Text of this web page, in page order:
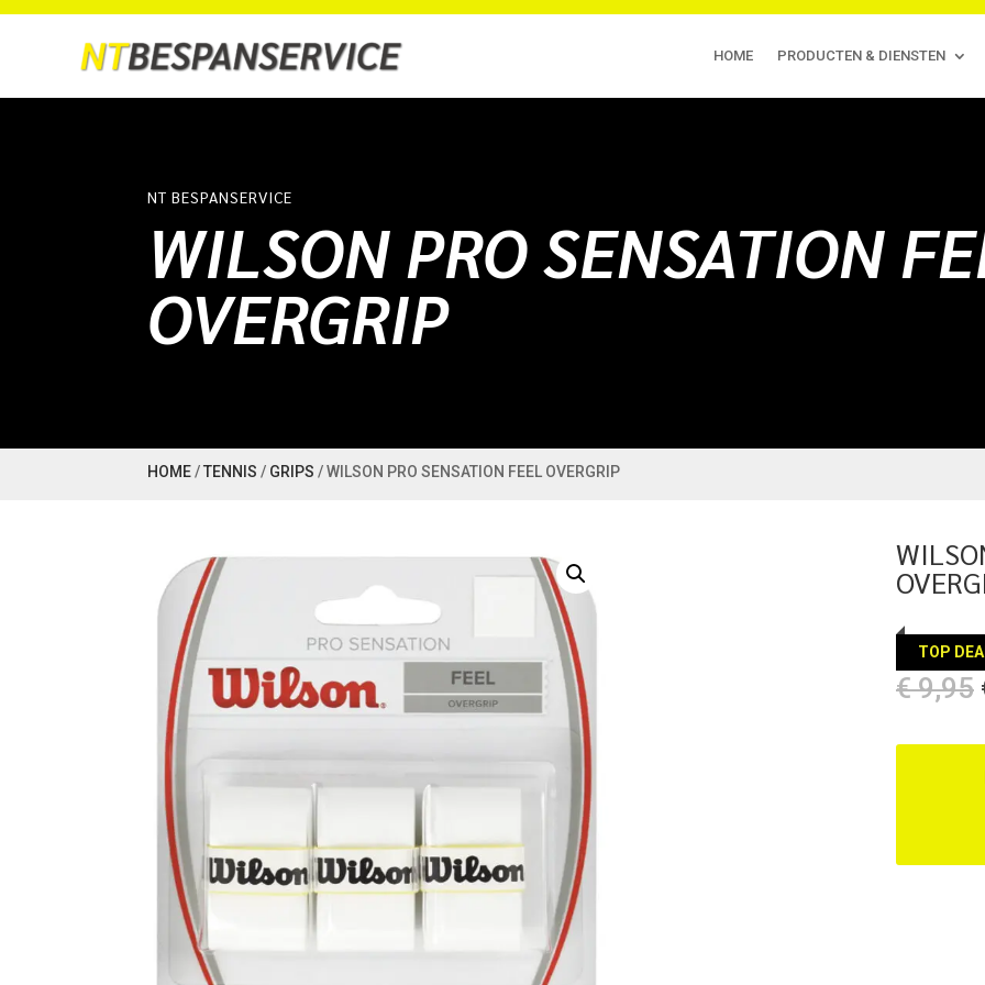
HOME PRODUCTEN & DIENSTEN
NT BESPANSERVICE
WILSON PRO SENSATION
OVERGRIP
HOME/TENNIS / GRIPS / WILSON PRO SENSATION FEEL OVERGRIP
TOP
€9,95